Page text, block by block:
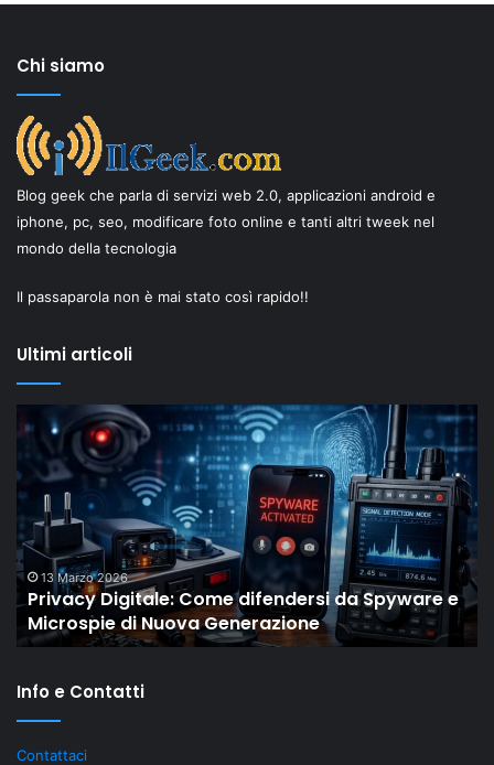
Chi siamo
Blog geek che parla di servizi web 2.0, applicazioni android e
iphone, pc, seo, modificare foto online e tanti altri tweek nel
mondo della tecnologia
Il passaparola non è mai stato così rapido!!
Ultimi articoli
Privacy
Digitale:
Come
difendersi
Spyware
e
Microspie
Nuova
Generazione
13 Marzo 2026
Privacy Digitale: Come difendersi da Spyware e
Microspie di Nuova Generazione
di
gli
Info e Contatti
Contattaci